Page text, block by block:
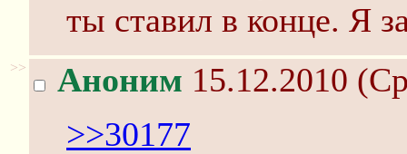
ты ставил в конце. Я
>> Аноним 15.12.2010
>>30177